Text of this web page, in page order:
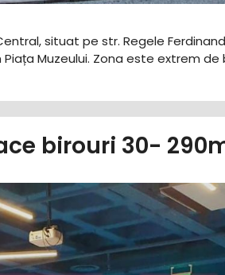
situat pe str. Regele
Muzeului. Zona este extrem
birouri 30-